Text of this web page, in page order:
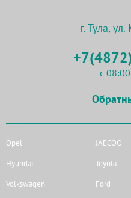
г. Тула,
с
Opel JAECOO
Hyundai
Toyota
Volkswagen
Ford